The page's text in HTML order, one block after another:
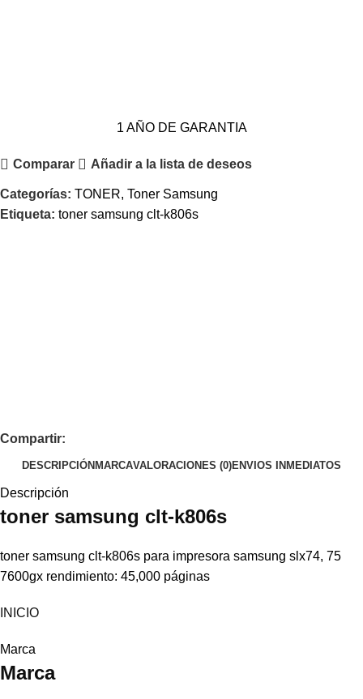
1 AÑO DE GARANTIA
Comparar Añadir a la lista de deseos
Categorías: TONER, Toner Samsung
Etiqueta: toner samsung clt-k806s
Compartir:
DESCRIPCIÓN MARCAVALORACIONES (0)ENVIOS INMEDIATOS
Descripción
toner samsung clt-k806s
toner samsung clt-k806s para impresora samsung slx74, 75
7600gx rendimiento: 45,000 páginas
INICIO
Marca
Marca